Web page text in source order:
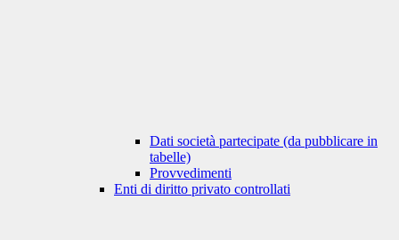
Dati società partecipate (da pubblicare in
tabelle)
Provvedimenti
Enti di diritto privato controllati